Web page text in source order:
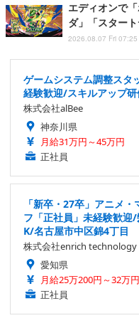
エディオンで
ダ」「スター
2026.08.07 Fri 07:25
ゲームシステム調整スタ
経験歓迎/スキルアップ
株式会社alBee
神奈川県
月給31万円～45万円
正社員
「新卒・27卒」アニメ
フ「正社員」未経験歓
K/名古屋市中区錦4丁目
株式会社enrich technology
愛知県
月給25万200円～32万円
正社員